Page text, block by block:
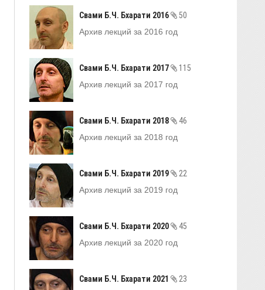
Свами Б.Ч. Бхарати 2016
50
Архив лекций за 2016 год
Свами Б.Ч. Бхарати 2017
115
Архив лекций за 2017 год
Свами Б.Ч. Бхарати 2018
46
Архив лекций за 2018 год
Свами Б.Ч. Бхарати 2019
22
Архив лекций за 2019 год
Свами Б.Ч. Бхарати 2020
45
Архив лекций за 2020 год
Свами Б.Ч. Бхарати 2021
23